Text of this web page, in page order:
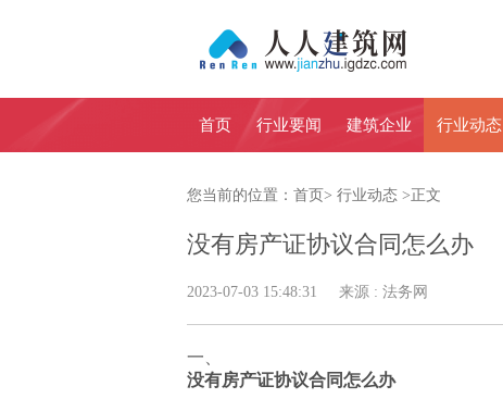
首页 行业要闻 建筑企业 行业动态
您当前的位置： 首页 > 行业动态 > 正文
没有房产证协议合同怎么办
2023-07-03 15:48:31 来源 : 法务网
一、
没有房产证协议合同怎么办